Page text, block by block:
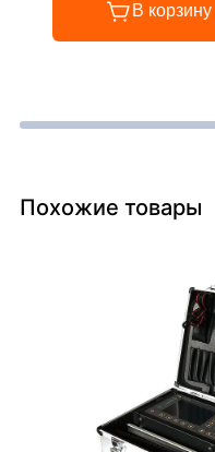
В корзину
Похожие товары